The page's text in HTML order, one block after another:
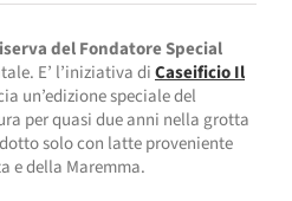
del Fondatore Special
E’ l’iniziativa diCaseificio Il
un’edizione speciale del
per quasi due anni nella grotta
solo con latte proveniente
e della Maremma.